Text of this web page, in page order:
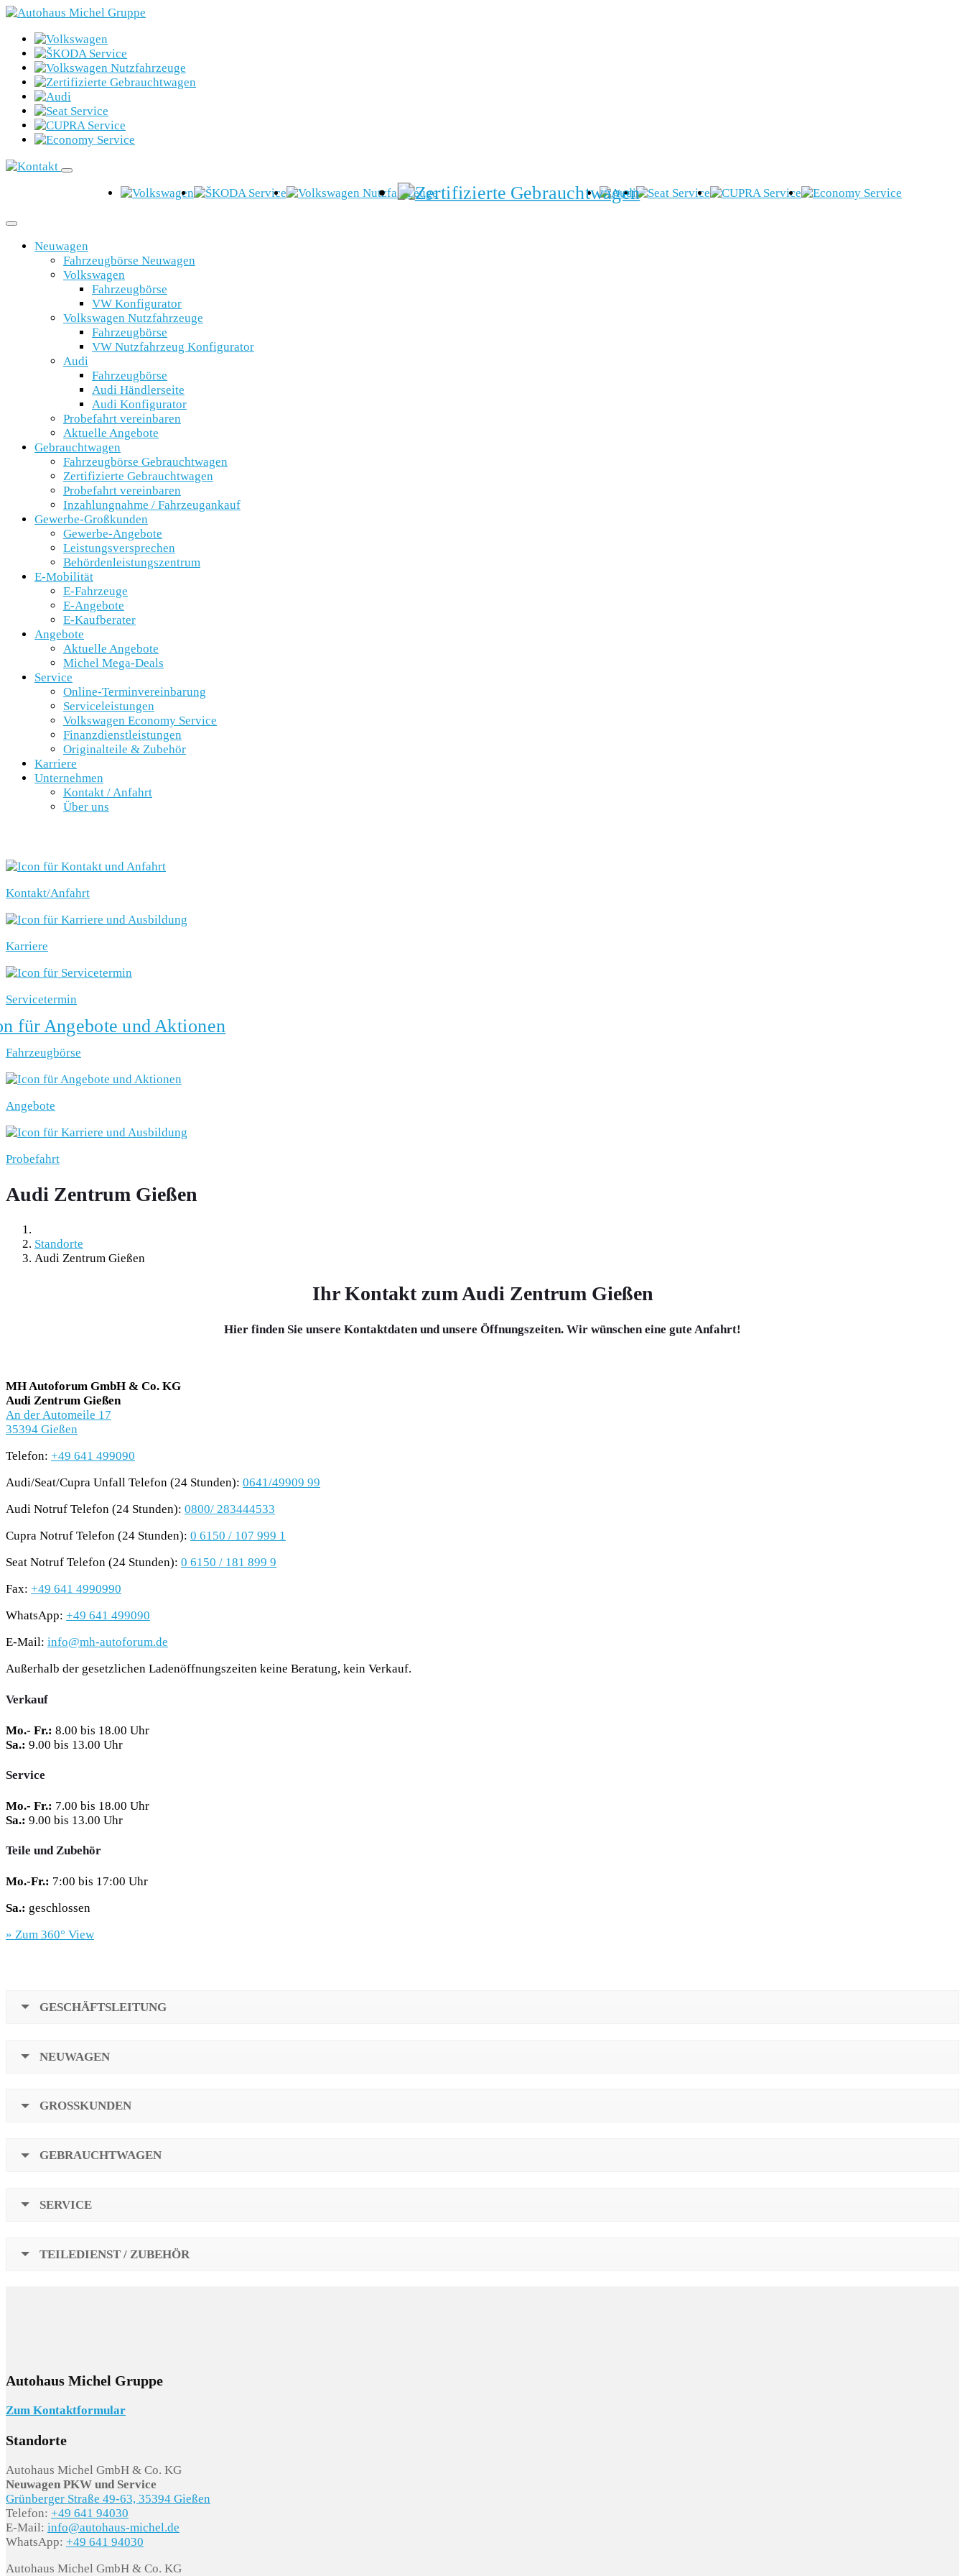
Neuwagen
Fahrzeugbörse Neuwagen
Volkswagen
Fahrzeugbörse
VW Konfigurator
Volkswagen Nutzfahrzeuge
Fahrzeugbörse
VW Nutzfahrzeug Konfigurator
Audi
Fahrzeugbörse
Audi Händlerseite
Audi Konfigurator
Probefahrt vereinbaren
Aktuelle Angebote
Gebrauchtwagen
Fahrzeugbörse Gebrauchtwagen
Zertifizierte Gebrauchtwagen
Probefahrt vereinbaren
Inzahlungnahme / Fahrzeugankauf
Gewerbe-Großkunden
Gewerbe-Angebote
Leistungsversprechen
Behördenleistungszentrum
E-Mobilität
E-Fahrzeuge
E-Angebote
E-Kaufberater
Angebote
Aktuelle Angebote
Michel Mega-Deals
Service
Online-Terminvereinbarung
Serviceleistungen
Volkswagen Economy Service
Finanzdienstleistungen
Originalteile & Zubehör
Karriere
Unternehmen
Kontakt / Anfahrt
Über uns
Kontakt/Anfahrt
Karriere
Servicetermin
Fahrzeugbörse
Angebote
Probefahrt
Audi Zentrum Gießen
Standorte
Audi Zentrum Gießen
Ihr Kontakt zumAudi Zentrum Gießen
Hier finden Sie unsere Kontaktdaten und unsere Öffnungszeiten. Wir wünschen eine gute Anfahrt!
MH Autoforum GmbH & Co. KG
Audi Zentrum Gießen
An der Automeile 17
35394 Gießen
Telefon: +49 641 499090
Audi/Seat/Cupra Unfall Telefon (24 Stunden): 0641/49909 99
Audi Notruf Telefon (24 Stunden): 0800/ 283444533
Cupra Notruf Telefon (24 Stunden): 0 6150 / 107 999 1
Seat Notruf Telefon (24 Stunden): 0 6150 / 181 899 9
Fax: +49 641 4990990
WhatsApp: +49 641 499090
E-Mail: info@mh-autoforum.de
Außerhalb der gesetzlichen Ladenöffnungszeiten keine Beratung, kein Verkauf.
Verkauf
Mo.- Fr.: 8.00 bis 18.00 Uhr
Sa.: 9.00 bis 13.00 Uhr
Service
Mo.- Fr.: 7.00 bis 18.00 Uhr
Sa.: 9.00 bis 13.00 Uhr
Teile und Zubehör
Mo.-Fr.: 7:00 bis 17:00 Uhr
Sa.: geschlossen
» Zum 360° View
GESCHÄFTSLEITUNG
NEUWAGEN
GROSSKUNDEN
GEBRAUCHTWAGEN
SERVICE
TEILEDIENST / ZUBEHÖR
Autohaus Michel Gruppe
Zum Kontaktformular
Standorte
Autohaus Michel GmbH & Co. KG
Neuwagen PKW und Service
Grünberger Straße 49-63, 35394 Gießen
Telefon: +49 641 94030
E-Mail: info@autohaus-michel.de
WhatsApp: +49 641 94030
Autohaus Michel GmbH & Co. KG